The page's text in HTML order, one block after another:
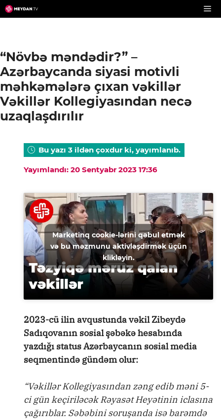
Skip
to
“Növbə məndədir?” –
Azərbaycanda siyasi motivli
məhkəmələrə çıxan vəkillər
Vəkillər Kollegiyasından necə
uzaqlaşdırılır
Bu yazı 3 ildən çoxdur ki, yayımlanıb.
Yayımlandı: 20 Sentyabr 2023 17:36
Marketinq cookie-lərini qəbul etmək
və bu məzmunu aktivləşdirmək üçün
klikləyin.
2023-cü ilin avqustunda vəkil Zibeydə
Sadıqovanın sosial şəbəkə hesabında
yazdığı status Azərbaycanın sosial media
seqmentində gündəm olur:
“Vəkillər Kollegiyasından zəng edib məni 5-
ci gün keçiriləcək Rəyasət Heyətinin iclasına
çağırıblar. Səbəbini soruşanda isə barəmdə